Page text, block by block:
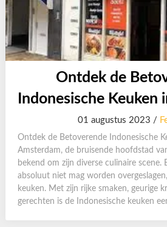
Ontdek de
Indonesische Keuken
01 augustus 2023 /
Ontdek de Betoverende Indonesische
Amsterdam, de bruisende hoofdstad
bekend om zijn diverse culinaire scene.
absoluut niet mag worden
keuken. Met zijn rijke smaken, geurige
gerechten is de Indonesische keuken